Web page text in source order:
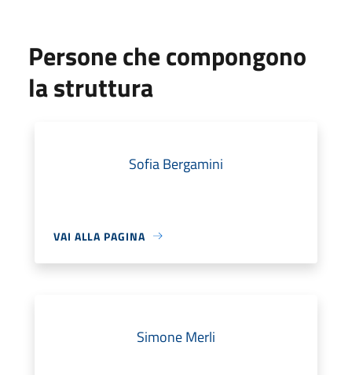
Persone che compongono
la struttura
Sofia Bergamini
VAI ALLA PAGINA
Simone Merli